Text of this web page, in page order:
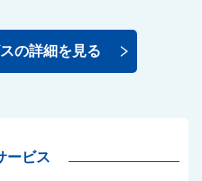
の詳細を見る
ービス